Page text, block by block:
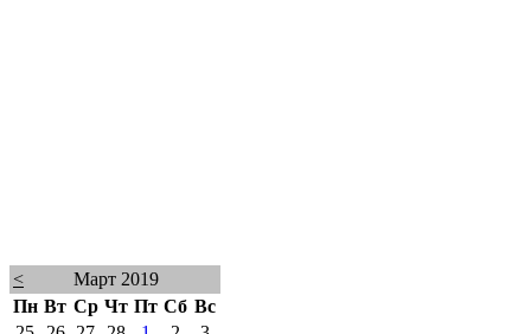
<
Март 2019
Пн Вт Ср Чт Пт Сб Вс